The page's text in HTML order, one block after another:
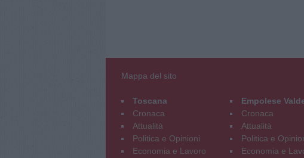
Mappa del sito
Toscana
Cronaca
Attualità
Politica e Opinioni
Economia e Lavoro
Empolese
Cronaca
Attualità
Politica e
Economia e